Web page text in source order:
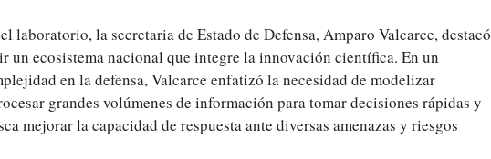
laboratorio, la secretaria de Estado de Defensa, Amparo Valcarce, destacó
un ecosistema nacional que integre la innovación científica. En un
en la defensa, Valcarce enfatizó la necesidad de modelizar
grandes volúmenes de información para tomar decisiones rápidas y
mejorar la capacidad de respuesta ante diversas amenazas y riesgos